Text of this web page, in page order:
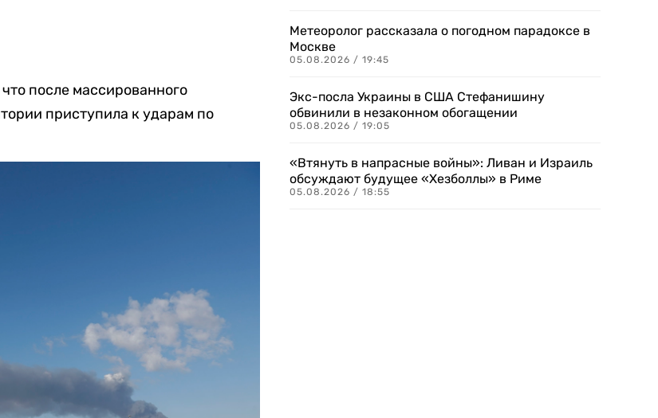
что после массированного
приступила к ударам по
Метеоролог рассказала о погодном парадоксе в
Москве
05.08.2026 / 19:45
Экс-посла Украины в США Стефанишину
обвинили в незаконном обогащении
05.08.2026 / 19:05
«Втянуть в напрасные войны»: Ливан и Израиль
обсуждают будущее «Хезболлы» в Риме
05.08.2026 / 18:55